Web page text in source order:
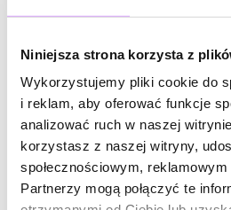
Niniejsza strona korzysta z
Wykorzystujemy pliki cookie do
i reklam, aby oferować funkcje
analizować ruch w naszej
korzystasz z naszej witryny,
społecznościowym,
Partnerzy mogą połączyć te
-20% kod: HOT20
Candyland
Bransoletka srebrna z